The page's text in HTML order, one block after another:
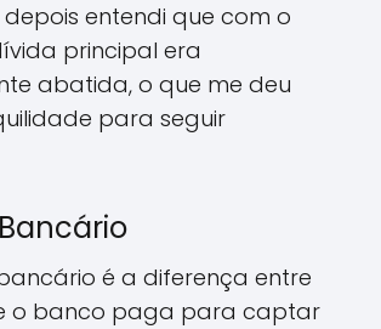
entendi que com o
principal era
abatida, o que me deu
para seguir
é a diferença entre
o banco paga para captar